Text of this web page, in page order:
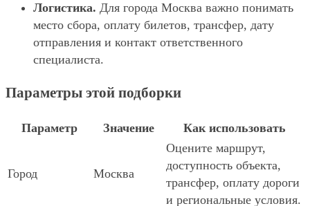
Логистика. Для города Москва важно понимать
место сбора, оплату билетов, трансфер, дату
отправления и контакт ответственного
специалиста.
Параметры этой подборки
Параметр Значение Как использовать
Город Москва
Оцените маршрут,
доступность объекта,
трансфер, оплату дороги
и региональные условия.